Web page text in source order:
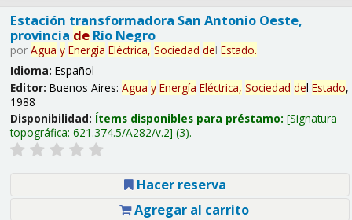
Estación transformadora San Antonio Oeste,
provincia deRío Negro
por Agua y Energía Eléctrica, Sociedad del Estado.
Idioma: Español
Editor: Buenos Aires: Agua y Energía Eléctrica, Sociedad del Estado,
1988
Disponibilidad: Ítems disponibles para préstamo: Signatura
topográfica: 621.374.5/A282/v.2 (3).
Hacer reserva
Agregar al carrito